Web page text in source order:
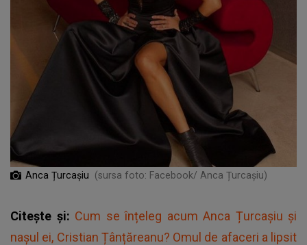
Anca Țurcașiu (sursa foto: Facebook/ Anca Țurcașiu)
Citește și: Cum se înțeleg acum Anca Țurcașiu și
nașul ei, Cristian Țânțăreanu? Omul de afaceri a lipsit